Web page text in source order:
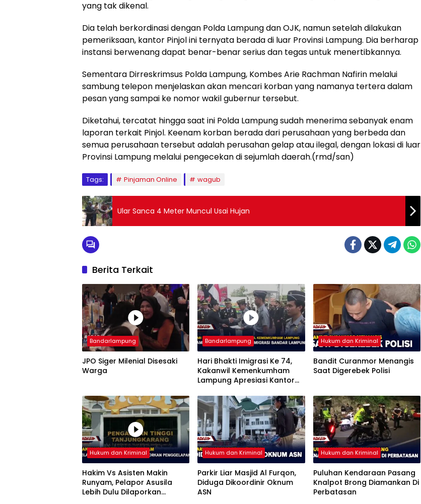
yang tak dikenal.
Dia telah berkordinasi dengan Polda Lampung dan OJK, namun setelah dilakukan
pemeriksaan, kantor Pinjol ini ternyata berada di luar Provinsi Lampung. Dia berharap
instansi berwenang dapat benar-benar serius dan tegas untuk menertibkannya.
Sementara Dirreskrimsus Polda Lampung, Kombes Arie Rachman Nafirin melalui
sambung telepon menjelaskan akan mencari korban yang namanya tertera dalam
pesan yang sampai ke nomor wakil gubernur tersebut.
Diketahui, tercatat hingga saat ini Polda Lampung sudah menerima sebanyak enam
laporan terkait Pinjol. Keenam korban berada dari perusahaan yang berbeda dan
semua perusahaan tersebut adalah perusahan gelap atau ilegal, dengan lokasi di luar
Provinsi Lampung melalui pengecekan di sejumlah daerah.(rmd/san)
Tags: Pinjaman Online wagub
Ular Sanca 4 Meter Muncul Usai Hujan
Berita Terkait
Bandarlampung
JPO Siger Milenial Disesaki
Warga
Bandarlampung
Hari Bhakti Imigrasi Ke 74,
Kakanwil Kemenkumham
Lampung Apresiasi Kantor
Hukum dan Kriminal
Bandit Curanmor Menangis
Saat Digerebek Polisi
Hukum dan Kriminal
Hakim Vs Asisten Makin
Runyam, Pelapor Asusila
Lebih Dulu Dilaporkan
Hukum dan Kriminal
Parkir Liar Masjid Al Furqon,
Diduga Dikoordinir Oknum
ASN
Hukum dan Kriminal
Puluhan Kendaraan Pasang
Knalpot Brong Diamankan Di
Perbatasan